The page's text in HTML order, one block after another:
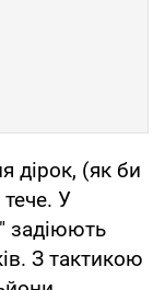
дірок, (як би
У
задіюють
З тактикою